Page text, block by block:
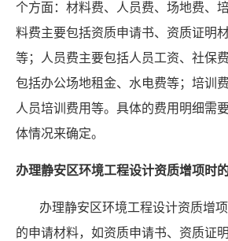
个方面：材料费、人员费、场地费、
料费主要包括资质申请书、资质证明
等；人员费主要包括人员工资、社保
包括办公场地租金、水电费等；培训
人员培训费用等。具体的费用明细需
体情况来确定。
办理静安区环境工程设计资质增项时
办理静安区环境工程设计资质增
的申请材料，如资质申请书、资质证